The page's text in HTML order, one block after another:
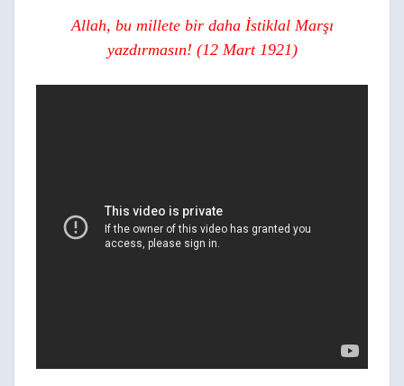
Allah, bu millete bir daha İstiklal Marşı
yazdırmasın! (12 Mart 1921)